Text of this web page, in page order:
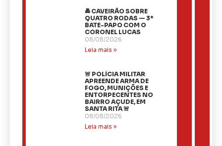
🚔 CAVEIRÃO SOBRE
QUATRO RODAS — 3º
BATE-PAPO COM O
CORONEL LUCAS
08/08/2026
Leia mais »
🚨 POLÍCIA MILITAR
APREENDE ARMA DE
FOGO, MUNIÇÕES E
ENTORPECENTES NO
BAIRRO AÇUDE, EM
SANTA RITA 🚨
08/08/2026
Leia mais »